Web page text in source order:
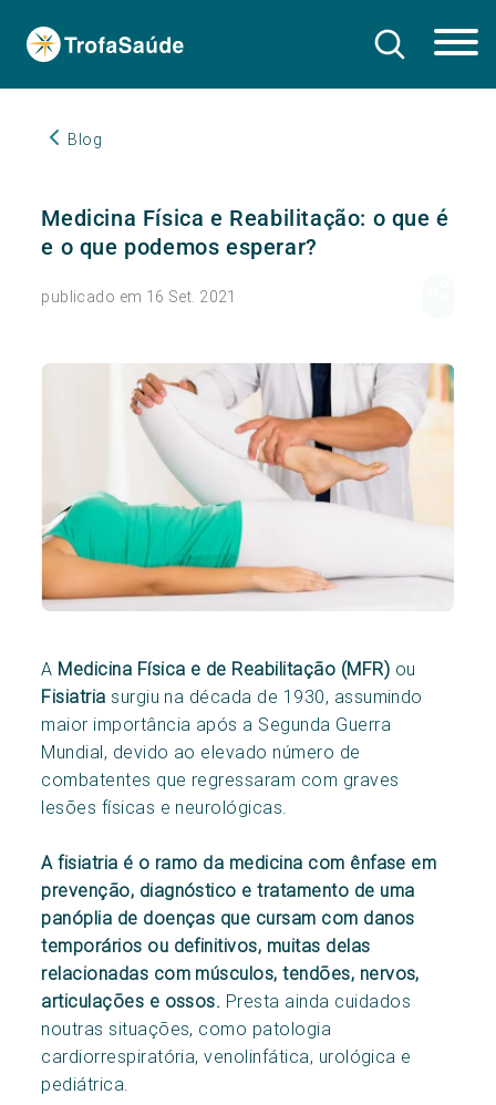
Blog
Medicina Física e Reabilitação: o que é
e o que podemos esperar?
publicado em 16 Set. 2021
A Medicina Física e de Reabilitação (MFR) ou
Fisiatria surgiu na década de 1930, assumindo
maior importância após a Segunda Guerra
Mundial, devido ao elevado número de
combatentes que regressaram com graves
lesões físicas e neurológicas.
A fisiatria é o ramo da medicina com ênfase em
prevenção, diagnóstico e tratamento de uma
panóplia de doenças que cursam com danos
temporários ou definitivos, muitas delas
relacionadas com músculos, tendões, nervos,
articulações e ossos. Presta ainda cuidados
noutras situações, como patologia
cardiorrespiratória, venolinfática, urológica e
pediátrica.